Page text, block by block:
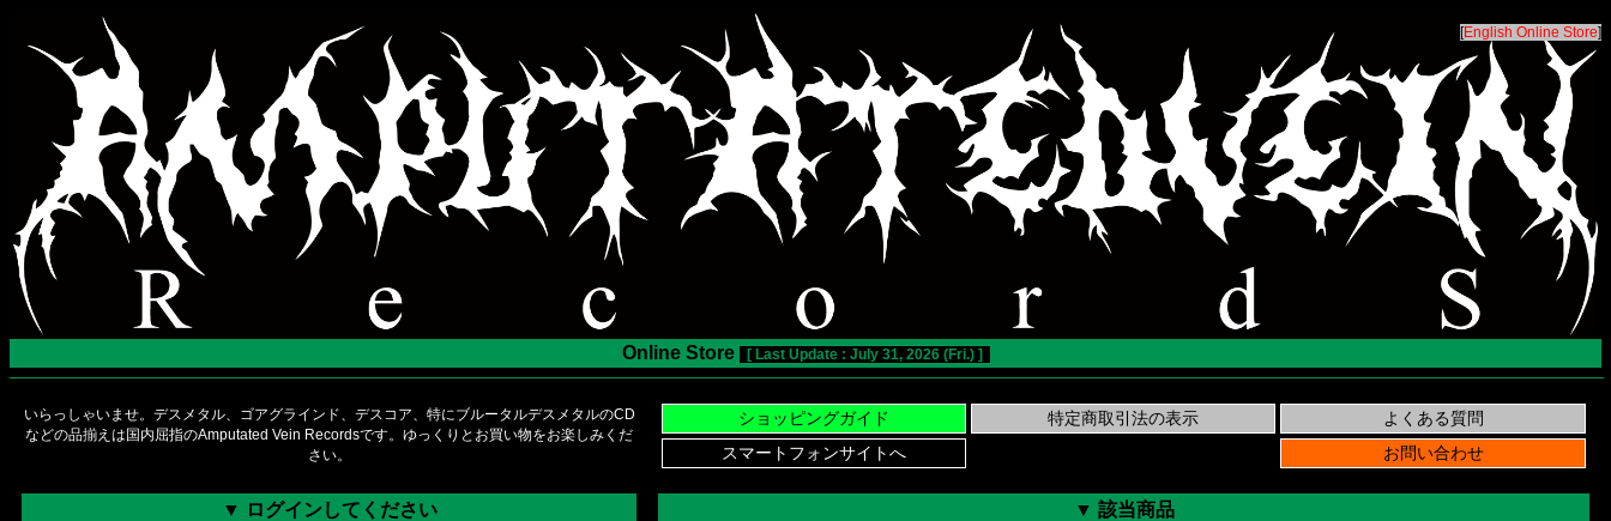
[English Online Store]
Online Store [ Last Update : July 31, 2026 (Fri.) ]
いらっしゃいませ。デスメタル、ゴアグラインド、デスコア、特にブルータルデスメタルのCD
などの品揃えは国内屈指のAmputated Vein Recordsです。ゆっくりとお買い物をお楽しみくだ
さい。
▼ ログインしてください ▼ 該当商品